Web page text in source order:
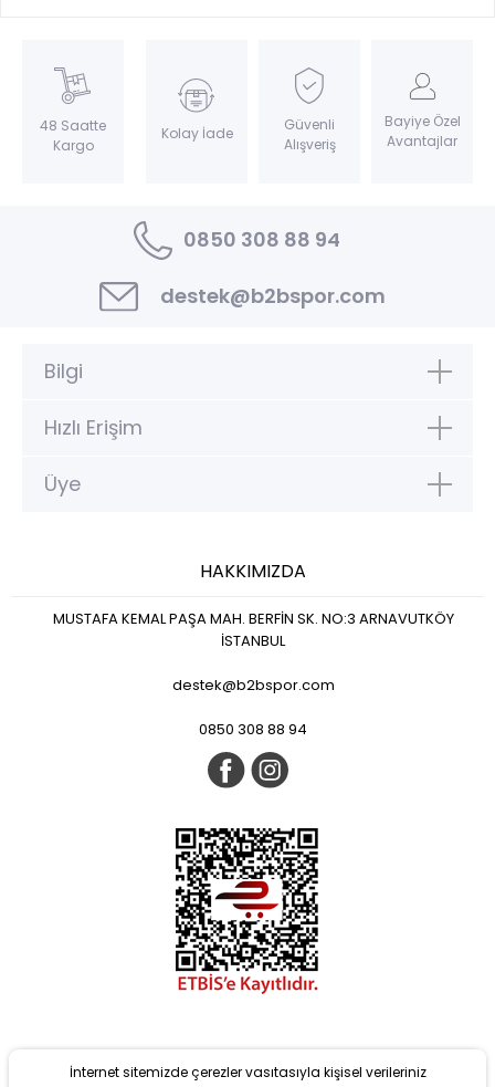
48 Saatte
Kargo
Kolay İade
Güvenli
Alışveriş
Bayiye Özel
Avantajlar
0850 308 88 94
destek@b2bspor.com
Bilgi
Hızlı Erişim
Üye
HAKKIMIZDA
MUSTAFA KEMAL PAŞA MAH. BERFİN SK. NO:3 ARNAVUTKÖY
İSTANBUL
destek@b2bspor.com
0850 308 88 94
İnternet sitemizde çerezler vasıtasıyla kişisel verileriniz